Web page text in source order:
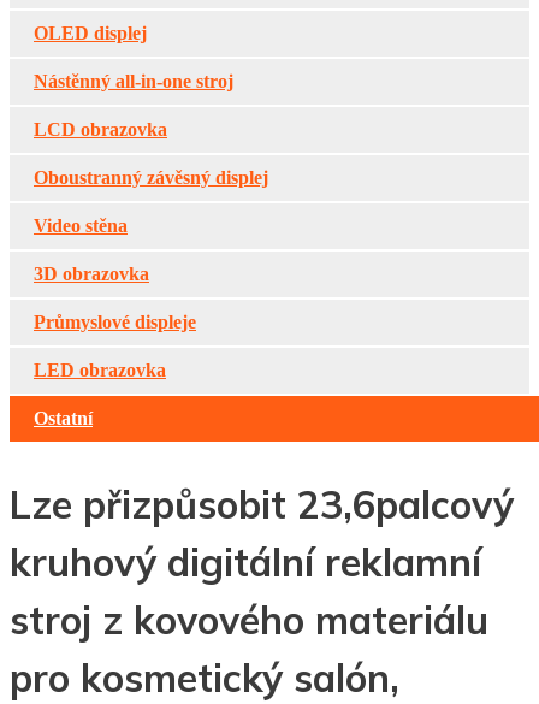
OLED displej
Nástěnný all-in-one stroj
LCD obrazovka
Oboustranný závěsný displej
Video stěna
3D obrazovka
Průmyslové displeje
LED obrazovka
Ostatní
Lze přizpůsobit 23,6palcový
kruhový digitální reklamní
stroj z kovového materiálu
pro kosmetický salón,